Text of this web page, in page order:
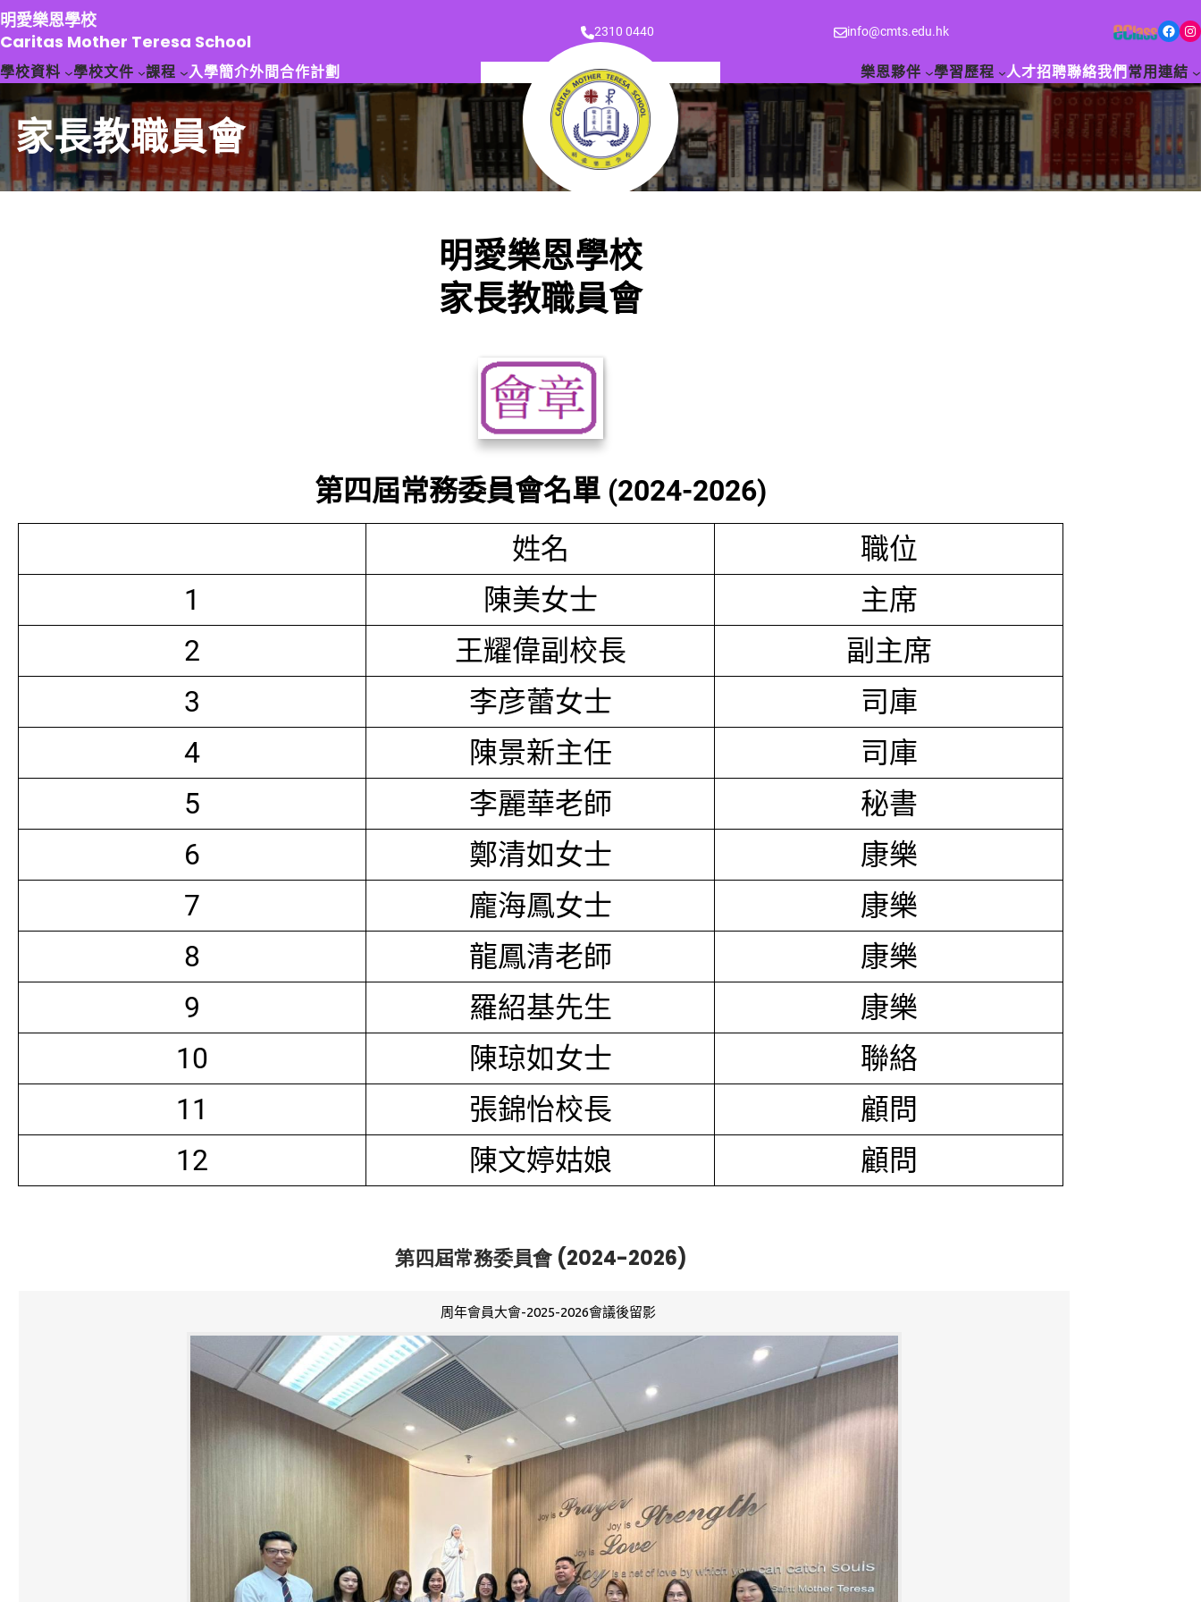
跳
至
主
要
容
明愛樂恩學校
Caritas Mother Teresa School
2310 0440 info@cmts.edu.hk Facebook Instagram
學校資料 學校文件 課程 入學簡介外間合作計劃 樂恩夥伴 學習歷程 人才招聘聯絡我們 常用連結
家長教職員會
明愛樂恩學校
家長教職員會
第四屆常務委員會名單 (2024-2026)
姓名
職位
1
陳美女士
主席
2
王耀偉副校長
副主席
3
李彦蕾女士
司庫
4
陳景新主任
司庫
5
李麗華老師
秘書
6
鄭清如女士
康樂
7
龐海鳳女士
康樂
8
龍鳳清老師
康樂
9
羅紹基先生
康樂
10
陳琼如女士
聯絡
11
張錦怡校長
顧問
12
陳文婷姑娘 顧問
第四屆常務委員會 (2024-2026)
周年會員大會-2025-2026會議後留影